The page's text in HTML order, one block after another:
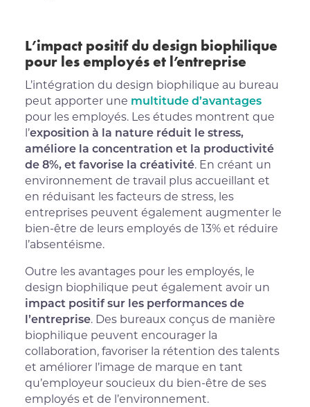
L’impact positif du design biophilique
pour les employés et l’entreprise
L’intégration du design biophilique au bureau
peut apporter une multitude d’avantages
pour les employés. Les études montrent que
l’exposition à la nature réduit le stress,
améliore la concentration et la productivité
de 8%, et favorise la créativité. En créant un
environnement de travail plus accueillant et
en réduisant les facteurs de stress, les
entreprises peuvent également augmenter le
bien-être de leurs employés de 13% et réduire
l’absentéisme.
Outre les avantages pour les employés, le
design biophilique peut également avoir un
impact positif sur les performances de
l’entreprise. Des bureaux conçus de manière
biophilique peuvent encourager la
collaboration, favoriser la rétention des talents
et améliorer l’image de marque en tant
qu’employeur soucieux du bien-être de ses
employés et de l’environnement.